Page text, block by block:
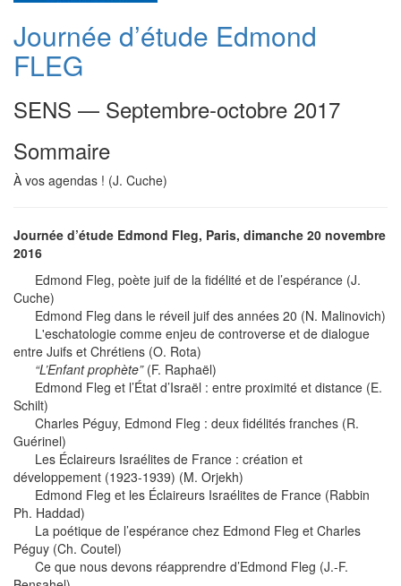
Journée d’étude Edmond
FLEG
SENS — Septembre-octobre 2017
Sommaire
À vos agendas ! (J. Cuche)
Journée d’étude Edmond Fleg, Paris, dimanche 20 novembre
2016
Edmond Fleg, poète juif de la fidélité et de l’espérance (J.
Cuche)
Edmond Fleg dans le réveil juif des années 20 (N. Malinovich)
L'eschatologie comme enjeu de controverse et de dialogue
entre Juifs et Chrétiens (O. Rota)
“L’Enfant prophète”(F. Raphaël)
Edmond Fleg et l’État d’Israël : entre proximité et distance (E.
Schilt)
Charles Péguy, Edmond Fleg : deux fidélités franches (R.
Guérinel)
Les Éclaireurs Israélites de France : création et
développement (1923-1939) (M. Orjekh)
Edmond Fleg et les Éclaireurs Israélites de France (Rabbin
Ph. Haddad)
La poétique de l’espérance chez Edmond Fleg et Charles
Péguy (Ch. Coutel)
Ce que nous devons réapprendre d’Edmond Fleg (J.-F.